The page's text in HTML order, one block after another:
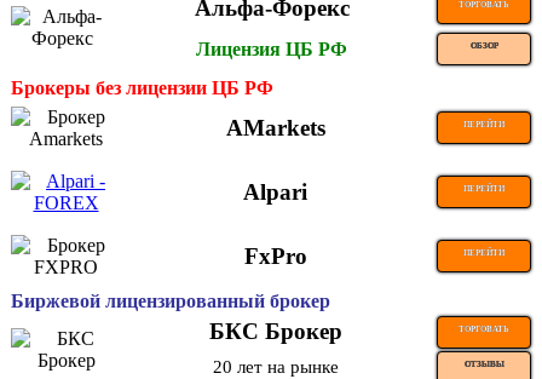
Альфа-Форекс ТОРГОВАТЬ
Лицензия ЦБ РФ ОБЗОР
Брокеры без лицензии ЦБ РФ
AMarkets ПЕРЕЙТИ
Alpari ПЕРЕЙТИ
FxPro ПЕРЕЙТИ
Биржевой лицензированный брокер
БКС Брокер ТОРГОВАТЬ
20 лет на рынке ОТЗЫВЫ